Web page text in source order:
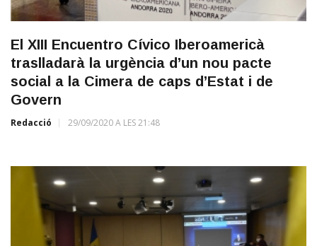
El XIII Encuentro Cívico Iberoamericà
traslladarà la urgència d’un nou pacte
social a la Cimera de caps d’Estat i de
Govern
Redacció 29/09/2020 A LES 21:48